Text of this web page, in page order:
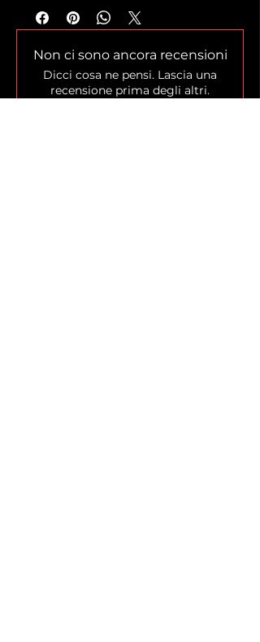
Non ci sono ancora recensioni
Dicci cosa ne pensi. Lascia una
recensione prima degli altri.